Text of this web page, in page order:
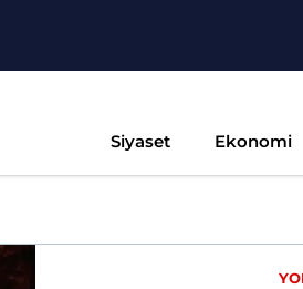
Siyaset Ekonomi